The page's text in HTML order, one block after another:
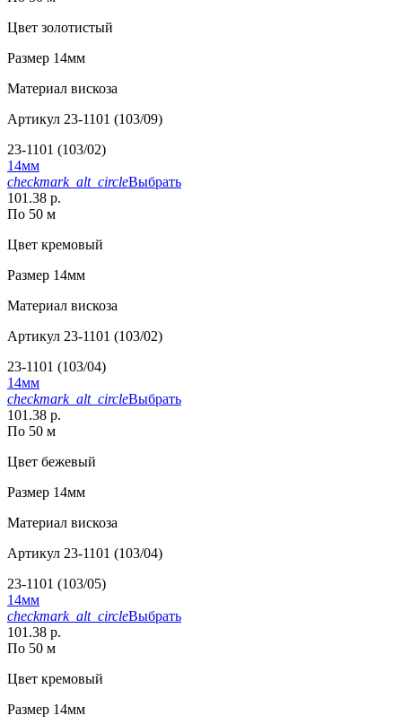
Цвет золотистый
Размер 14мм
Материал вискоза
Артикул 23-1101 (103/09)
23-1101 (103/02)
14мм
checkmark_alt_circleВыбрать
101.38 р.
По 50 м
Цвет кремовый
Размер 14мм
Материал вискоза
Артикул 23-1101 (103/02)
23-1101 (103/04)
14мм
checkmark_alt_circleВыбрать
101.38 р.
По 50 м
Цвет бежевый
Размер 14мм
Материал вискоза
Артикул 23-1101 (103/04)
23-1101 (103/05)
14мм
checkmark_alt_circleВыбрать
101.38 р.
По 50 м
Цвет кремовый
Размер 14мм